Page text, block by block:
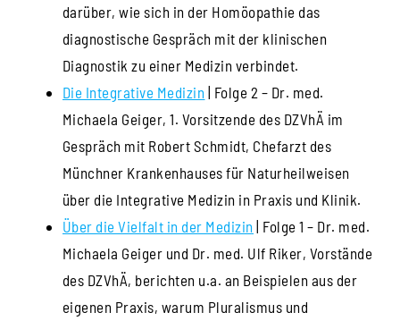
darüber, wie sich in der Homöopathie das
diagnostische Gespräch mit der klinischen
Diagnostik zu einer Medizin verbindet.
Die Integrative Medizin | Folge 2 – Dr. med.
Michaela Geiger, 1. Vorsitzende des DZVhÄ im
Gespräch mit Robert Schmidt, Chefarzt des
Münchner Krankenhauses für Naturheilweisen
über die Integrative Medizin in Praxis und Klinik.
Über die Vielfalt in der Medizin | Folge 1 – Dr. med.
Michaela Geiger und Dr. med. Ulf Riker, Vorstände
des DZVhÄ, berichten u.a. an Beispielen aus der
eigenen Praxis, warum Pluralismus und